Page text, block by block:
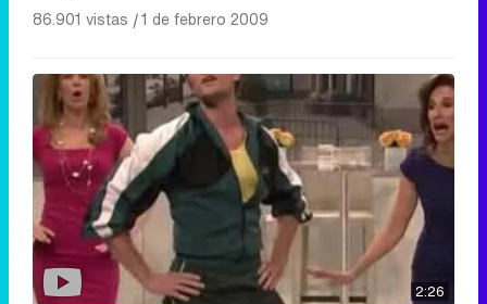
86.901 vistas |1 de febrero 2009
2:26